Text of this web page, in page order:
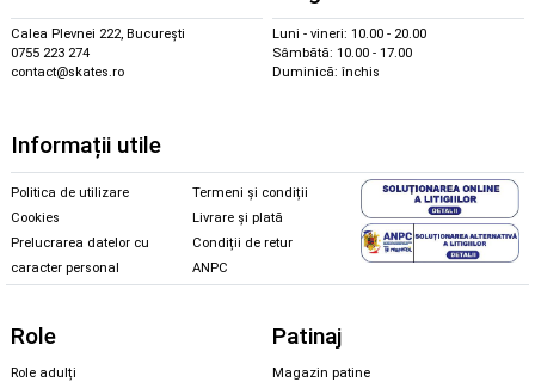
Calea Plevnei 222, București
0755 223 274
contact@skates.ro
Luni - vineri: 10.00 - 20.00
Sâmbătă: 10.00 - 17.00
Duminică: închis
Informații utile
Politica de utilizare
Cookies
Prelucrarea datelor cu
caracter personal
Termeni și condiții
Livrare și plată
Condiții de retur
ANPC
Role
Role adulți
Patinaj
Magazin patine